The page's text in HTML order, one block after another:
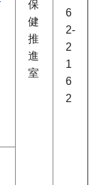
保
健
推
進
室
6
2-
2
1
6
2